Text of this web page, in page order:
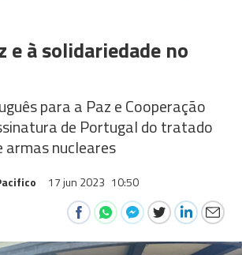
e à solidariedade no
para a Paz e Cooperação
de Portugal do tratado
armas nucleares
17 jun 2023 10:50